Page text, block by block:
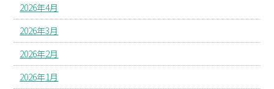
2026年4月
2026年3月
2026年2月
2026年1月